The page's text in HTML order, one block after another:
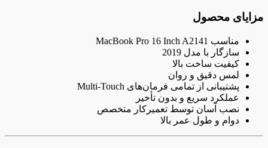
مزایای محصول
مناسب MacBook Pro 16 Inch A2141
سازگار با مدل 2019
کیفیت ساخت بالا
لمس دقیق و روان
پشتیبانی از تمامی فرمان‌های Multi-Touch
عملکرد سریع و بدون تأخیر
نصب آسان توسط تعمیرکار متخصص
دوام و طول عمر بالا